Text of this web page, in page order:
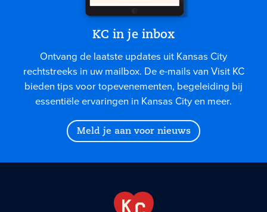
KC in je inbox
Ontvang de laatste updates uit Kansas City
rechtstreeks in uw mailbox. De e-mails van Visit KC
bieden tips voor topevenementen, begeleiding bij
essentiële ervaringen in Kansas City en meer.
Meld je aan voor nieuws